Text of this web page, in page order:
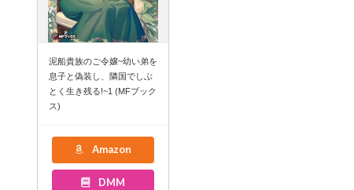
泥船貴族のご令嬢~幼い弟を
息子と偽装し、隣国でしぶ
とく生き残る!~1 (MFブック
ス)
Amazon
DMM